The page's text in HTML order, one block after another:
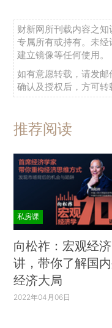
财新网所刊载内容之
专属所有或持有。未
建立镜像等任何使用。
如有意愿转载，请发邮
确认及授权后，方可转
推荐阅读
私房课
向松祚：宏观经
讲，带你了解国
经济大局
2022年04月06日